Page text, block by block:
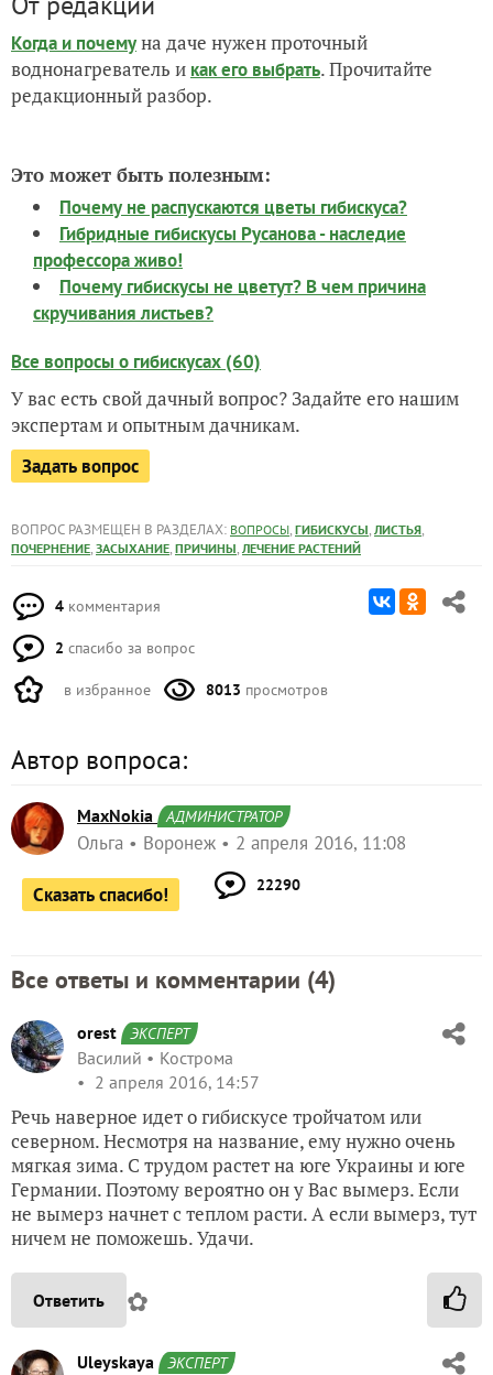
Когда и почемуна даче нужен проточный
воднонагреватель и как его выбрать. Прочитайте
редакционный разбор.
Это может быть полезным:
Почему не распускаются цветы гибискуса?
Гибридные гибискусы Русанова - наследие
профессора живо!
Почему гибискусы не цветут? В чем причина
скручивания листьев?
Все вопросы о гибискусах (60)
У вас есть свой дачный вопрос? Задайте его нашим
экспертам и опытным дачникам.
Задать вопрос
ВОПРОС РАЗМЕЩЕН В РАЗДЕЛАХ: ВОПРОСЫ, ГИБИСКУСЫ, ЛИСТЬЯ,
ПОЧЕРНЕНИЕ, ЗАСЫХАНИЕ, ПРИЧИНЫ, ЛЕЧЕНИЕ РАСТЕНИЙ
4 комментария
2 спасибо за вопрос
в избранное 8013 просмотров
Автор вопроса:
MaxNokia АДМИНИСТРАТОР
Ольга Воронеж 2 апреля 2016, 11:08
Сказать спасибо! 22290
Все ответы и комментарии (4)
orest ЭКСПЕРТ
Василий
Кострома
2 апреля 2016, 14:57
Речь наверное идет о гибискусе тройчатом или
северном. Несмотря на название, ему нужно очень
мягкая зима. С трудом растет на юге Украины и юге
Германии. Поэтому вероятно он у Вас вымерз. Если
не вымерз начнет с теплом расти. А если вымерз, тут
ничем не поможешь. Удачи.
Ответить ✿
Uleyskaya ЭКСПЕРТ